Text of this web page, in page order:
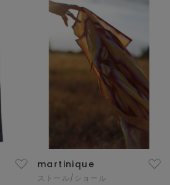
martinique
ストール/ショール